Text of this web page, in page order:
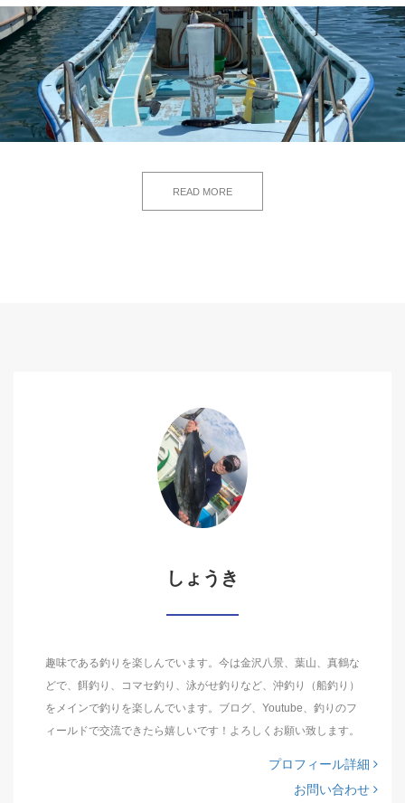
READ MORE
しょうき
趣味である釣りを楽しんでいます。今は金沢八景、葉山、真鶴な
どで、餌釣り、コマセ釣り、泳がせ釣りなど、沖釣り（船釣り）
をメインで釣りを楽しんでいます。ブログ、Youtube、釣りのフ
ィールドで交流できたら嬉しいです！よろしくお願い致します。
プロフィール詳細
お問い合わせ